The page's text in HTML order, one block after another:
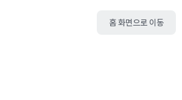
홈 화면으로 이동